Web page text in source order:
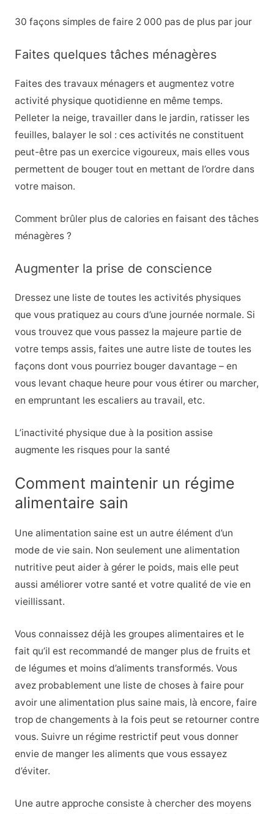
30 façons simples de faire 2 000 pas de plus par jour
Faites quelques tâches ménagères
Faites des travaux ménagers et augmentez votre
activité physique quotidienne en même temps.
Pelleter la neige, travailler dans le jardin, ratisser les
feuilles, balayer le sol : ces activités ne constituent
peut-être pas un exercice vigoureux, mais elles vous
permettent de bouger tout en mettant de l’ordre dans
votre maison.
Comment brûler plus de calories en faisant des tâches
ménagères ?
Augmenter la prise de conscience
Dressez une liste de toutes les activités physiques
que vous pratiquez au cours d’une journée normale. Si
vous trouvez que vous passez la majeure partie de
votre temps assis, faites une autre liste de toutes les
façons dont vous pourriez bouger davantage – en
vous levant chaque heure pour vous étirer ou marcher,
en empruntant les escaliers au travail, etc.
L’inactivité physique due à la position assise
augmente les risques pour la santé
Comment maintenir un régime
alimentaire sain
Une alimentation saine est un autre élément d’un
mode de vie sain. Non seulement une alimentation
nutritive peut aider à gérer le poids, mais elle peut
aussi améliorer votre santé et votre qualité de vie en
vieillissant.
Vous connaissez déjà les groupes alimentaires et le
fait qu’il est recommandé de manger plus de fruits et
de légumes et moins d’aliments transformés. Vous
avez probablement une liste de choses à faire pour
avoir une alimentation plus saine mais, là encore, faire
trop de changements à la fois peut se retourner contre
vous. Suivre un régime restrictif peut vous donner
envie de manger les aliments que vous essayez
d’éviter.
Une autre approche consiste à chercher des moyens